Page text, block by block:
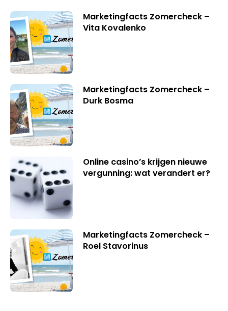
Marketingfacts Zomercheck –
Vita Kovalenko
Marketingfacts Zomercheck –
Durk Bosma
Online casino’s krijgen nieuwe
vergunning: wat verandert er?
Marketingfacts Zomercheck –
Roel Stavorinus